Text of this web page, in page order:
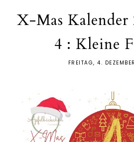
X-Mas
4 : Kleine
FREITAG, 4.